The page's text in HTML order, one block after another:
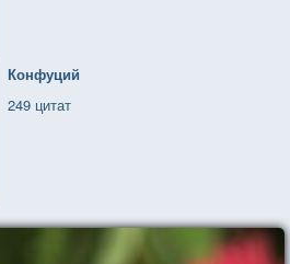
Конфуций
249 цитат